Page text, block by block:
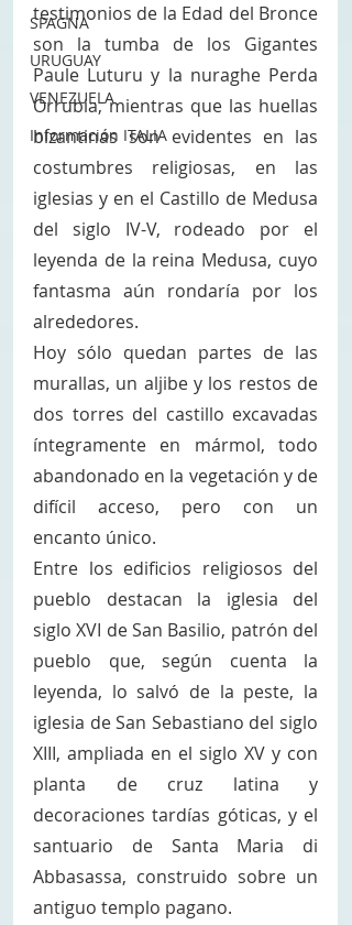
SPAGNA
URUGUAY
VENEZUELA
Información ITALIA
testimonios de la Edad del Bronce
son la tumba de los Gigantes
Paule Luturu y la nuraghe Perda
Orrubia, mientras que las huellas
bizantinas son evidentes en las
costumbres religiosas, en las
iglesias y en el Castillo de Medusa
del siglo IV-V, rodeado por el
leyenda de la reina Medusa, cuyo
fantasma aún rondaría por los
alrededores.
Hoy sólo quedan partes de las
murallas, un aljibe y los restos de
dos torres del castillo excavadas
íntegramente en mármol, todo
abandonado en la vegetación y de
difícil acceso, pero con un
encanto único.
Entre los edificios religiosos del
pueblo destacan la iglesia del
siglo XVI de San Basilio, patrón del
pueblo que, según cuenta la
leyenda, lo salvó de la peste, la
iglesia de San Sebastiano del siglo
XIII, ampliada en el siglo XV y con
planta de cruz latina y
decoraciones tardías góticas, y el
santuario de Santa Maria di
Abbasassa, construido sobre un
antiguo templo pagano.